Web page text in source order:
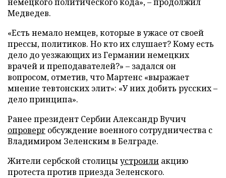
Медведев.
«Есть немало немцев, которые в ужасе от своей
прессы, политиков. Но кто их слушает? Кому есть
дело до уезжающих из Германии немецких
врачей и преподавателей?» – задался он
вопросом, отметив, что Мартенс «выражает
мнение тевтонских элит»: «У них добить русских –
дело принципа».
Ранее президент Сербии Александр Вучич
опроверг обсуждение военного сотрудничества с
Владимиром Зеленским в Белграде.
Жители сербской столицыустроили акцию
протеста против приезда Зеленского.